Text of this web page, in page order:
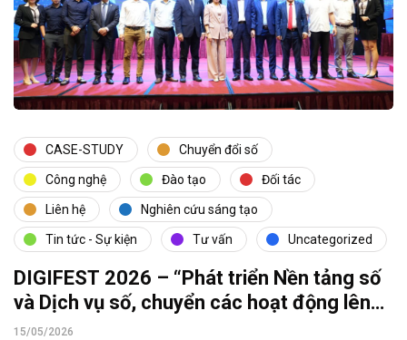
CASE-STUDY Chuyển đổi số
Công nghệ Đào tạo Đối tác
Liên hệ Nghiên cứu sáng tạo
Tin tức - Sự kiện Tư vấn Uncategorized
DIGIFEST 2026 – “Phát triển Nền tảng số
và Dịch vụ số, chuyển các hoạt động lên
môi trường số”
15/05/2026